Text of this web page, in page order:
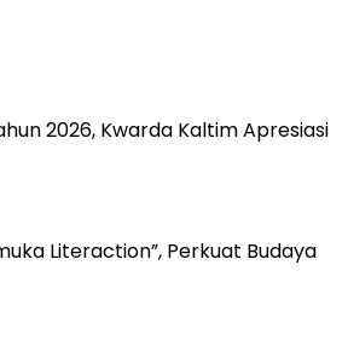
2026, Kwarda Kaltim Apresiasi
Literaction”, Perkuat Budaya